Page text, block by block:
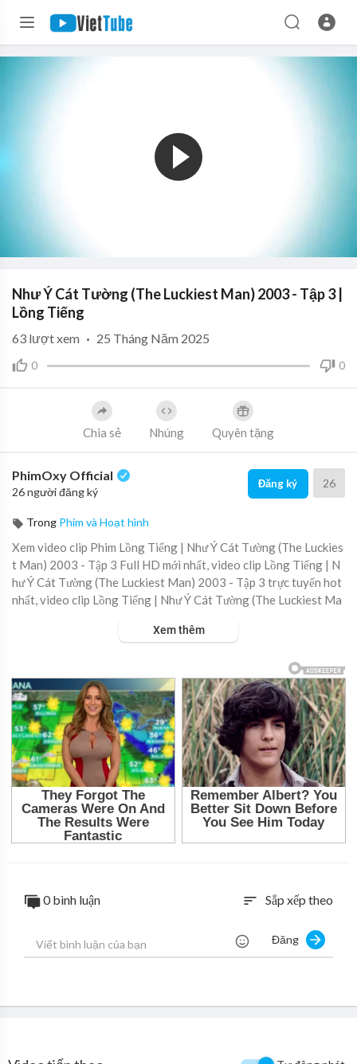
Như Ý Cát Tường (The Luckiest Man) 2003 - Tập 3 |
Lồng Tiếng
0 0
63 lượt xem · 25 Tháng Năm 2025
Chia sẻ Nhúng Quyên tặng
PhimOxy Official
26 người đăng ký
Đăng ký 26
Trong Phim và Hoạt hình
Xem video clip Phim Lồng Tiếng | Như Ý Cát Tường (The Luckies
t Man) 2003 - Tập 3 Full HD mới nhất, video clip Lồng Tiếng | N
hư Ý Cát Tường (The Luckiest Man) 2003 - Tập 3 trực tuyến hot
nhất, video clip Lồng Tiếng | Như Ý Cát Tường (The Luckiest Ma
Xem thêm
0 bình luận sort Sắp xếp theo
Đăng